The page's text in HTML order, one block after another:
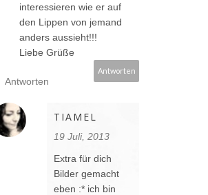
interessieren wie er auf
den Lippen von jemand
anders aussieht!!!
Liebe Grüße
Antworten
Antworten
TIAMEL
19 Juli, 2013
Extra für dich
Bilder gemacht
eben :* ich bin